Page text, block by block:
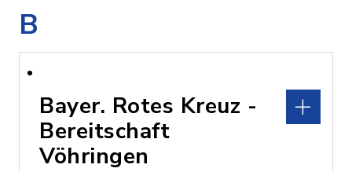
B
Bayer. Rotes Kreuz -
Bereitschaft
Vöhringen